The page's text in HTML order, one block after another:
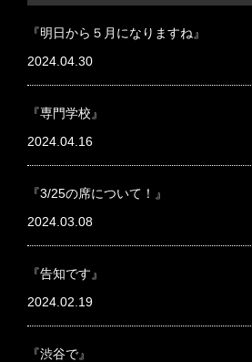
『明日から５月になりますね』
2024.04.30
『専門学校』
2024.04.16
『3/25の席について！』
2024.03.08
『告知です』
2024.02.19
『渋谷で』